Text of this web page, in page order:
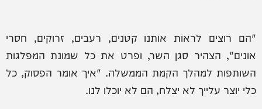
"הם רוצים לראות אותנו קטנים, רעבים, זרוקים, חסרי
אונים", הצהיר סגן השר, ופרט את כל שמונת המפלגות
השותפות למהלך הקמת הממשלה. "איך אומר הפסוק, כל
כלי יוצר עלייך לא יצלח, הם לא יוכלו לנו.